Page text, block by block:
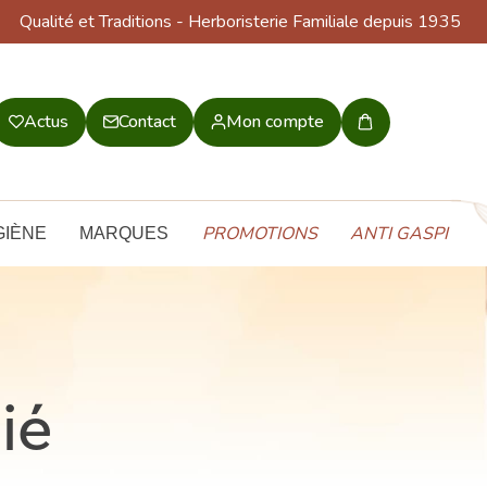
Qualité et Traditions - Herboristerie Familiale depuis 1935
Actus Contact Mon compte
Mon
MARQUES PROMOTIONS ANTI GASPI